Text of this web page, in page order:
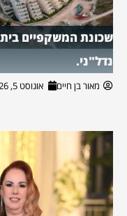
שכונת המשקפיים
נדל"ני.
מאור בן חיים אוגוסט 5, 2026